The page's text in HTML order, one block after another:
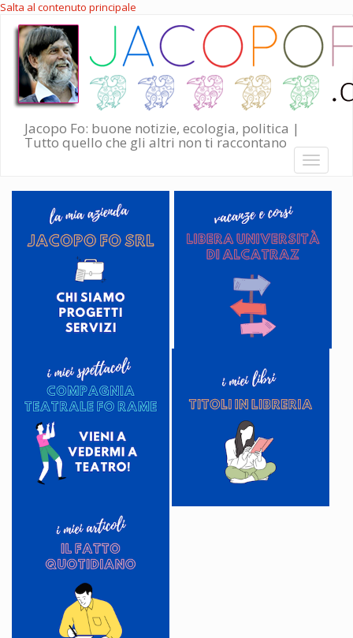
Salta al contenuto principale
Jacopo Fo: buone notizie, ecologia, politica |
Tutto quello che gli altri non ti raccontano
Toggle